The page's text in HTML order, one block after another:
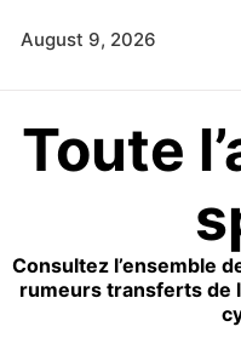
August 9, 2026
Toute
Consultez l’ensemble
rumeurs transferts de